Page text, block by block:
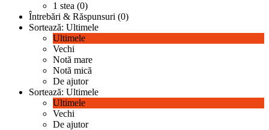
1 stea (0)
Întrebări & Răspunsuri (0)
Sortează: Ultimele
Ultimele
Vechi
Notă mare
Notă mică
De ajutor
Sortează: Ultimele
Ultimele
Vechi
De ajutor